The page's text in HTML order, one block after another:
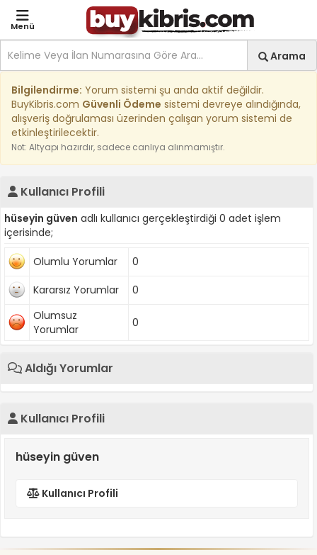
Menü
Ara
Arama
Kıbrıs İlan Platformu |
Bilgilendirme: Yorum sistemi şu anda aktif değildir.
BuyKibris.com Güvenli Ödeme sistemi devreye alındığında,
alışveriş doğrulaması üzerinden çalışan yorum sistemi de
etkinleştirilecektir.
Not: Altyapı hazırdır, sadece canlıya alınmamıştır.
Kullanıcı Profili
hüseyin güven adlı kullanıcı gerçekleştirdiği 0 adet işlem
içerisinde;
Olumlu Yorumlar
0
Kararsız Yorumlar
0
Olumsuz
Yorumlar
0
Aldığı Yorumlar
Kullanıcı Profili
hüseyin güven
Kullanıcı Profili